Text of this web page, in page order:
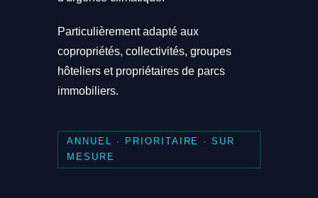
Particulièrement adapté aux
copropriétés, collectivités, groupes
hôteliers et propriétaires de parcs
immobiliers.
ANNUEL · PRIORITAIRE · SUR
MESURE